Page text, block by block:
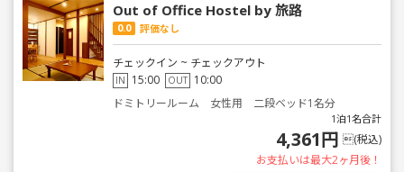
Out of Office Hostel by 旅路
0.0 評価なし
チェックイン ~ チェックアウト
IN 15:00 OUT 10:00
ドミトリールーム 女性用 二段ベッド1名分
1泊1名合計
4,361円 (税込)
お支払いは最大2ヶ月後！